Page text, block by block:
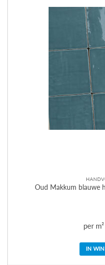
Oud Makkum blauwe
per m²
IN